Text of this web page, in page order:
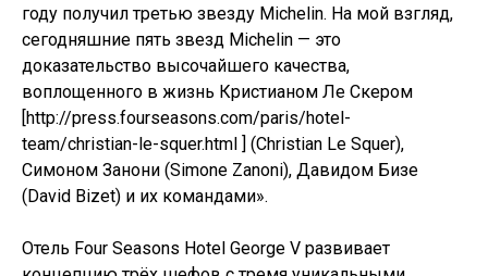
году получил третью звезду Michelin. На мой взгляд,
сегодняшние пять звезд Michelin — это
доказательство высочайшего качества,
воплощенного в жизнь Кристианом Ле Скером
[http://press.fourseasons.com/paris/hotel-
team/christian-le-squer.html ] (Christian Le Squer),
Симоном Занони (Simone Zanoni), Давидом Бизе
(David Bizet) и их командами».
Отель Four Seasons Hotel George V развивает